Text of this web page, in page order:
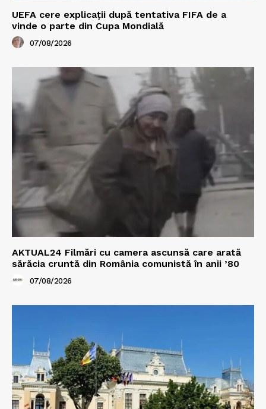
UEFA cere explicații după tentativa FIFA de a
vinde o parte din Cupa Mondială
07/08/2026
AKTUAL24 Filmări cu camera ascunsă care arată
sărăcia cruntă din România comunistă în anii ’80
07/08/2026